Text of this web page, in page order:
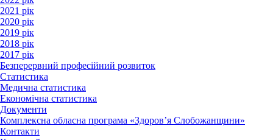
2021 рік
2020 рік
2019 рік
2018 рік
2017 рік
Безперервний професійний розвиток
Статистика
Медична статистика
Економічна статистика
Документи
Комплексна обласна програма «Здоров’я Слобожанщини»
Контакти